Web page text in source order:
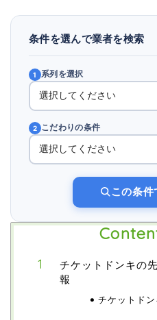
条件を選んで業者を検索
1 系列を選択
2 こだわりの条件
この条件
チケットドンキの
報
チケットド